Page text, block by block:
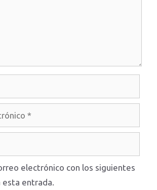
electrónico con los siguientes
entrada.